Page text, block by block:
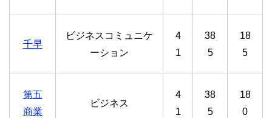
千早
ビジネスコミュニケ
ーション
4
1
38
5
18
5
第五
商業
ビジネス
4
1
38
5
18
0